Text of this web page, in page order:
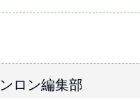
ロン編集部